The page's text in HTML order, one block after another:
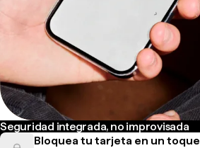
Seguridad integrada, no improvisada
Bloquea tu tarjeta en un toque